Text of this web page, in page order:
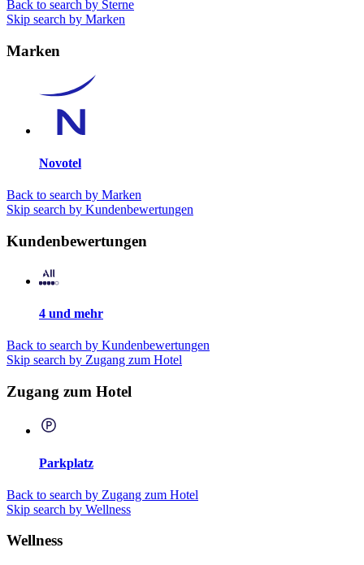
Back to search by Sterne
Skip search by Marken
Marken
Novotel
Back to search by Marken
Skip search by Kundenbewertungen
Kundenbewertungen
4 und mehr
Back to search by Kundenbewertungen
Skip search by Zugang zum Hotel
Zugang zum Hotel
Parkplatz
Back to search by Zugang zum Hotel
Skip search by Wellness
Wellness